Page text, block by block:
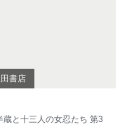
書店
蔵と十三人の女忍たち 第3